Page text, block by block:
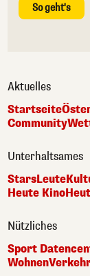
So geht's
Aktuelles
Startseite
Community
Unterhaltsames
StarsLeute
Heute Kino
Nützliches
Sport
Wohnen